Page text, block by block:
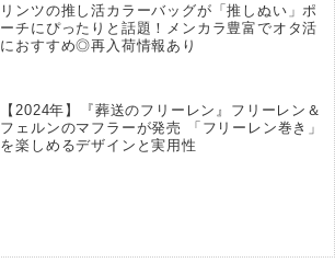
リンツの推し活カラーバッグが「推しぬい」ポ
ーチにぴったりと話題！メンカラ豊富でオタ活
におすすめ◎再入荷情報あり
【2024年】『葬送のフリーレン』フリーレン＆
フェルンのマフラーが発売 「フリーレン巻き」
を楽しめるデザインと実用性